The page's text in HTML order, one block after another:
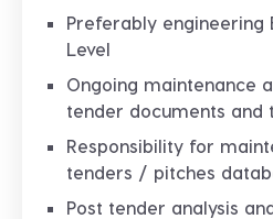
Preferably engineering
Level
Ongoing maintenance
tender documents and
Responsibility for
tenders / pitches
Post tender analysis